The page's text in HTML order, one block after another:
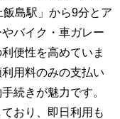
島駅」から9分とア
バイク・車ガレー
便性を高めていま
用料のみの支払い
続きが魅力です。
おり、即日利用も